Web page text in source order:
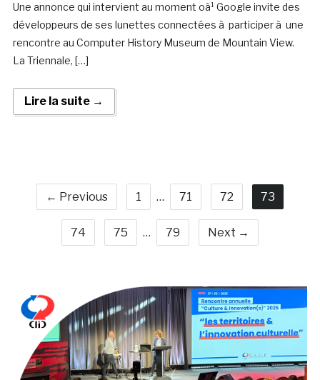
Une annonce qui intervient au moment oà¹ Google invite des
développeurs de ses lunettes connectées à participer à une
rencontre au Computer History Museum de Mountain View.
La Triennale, […]
Lire la suite →
← Previous 1 … 71 72 73
74 75 … 79 Next →